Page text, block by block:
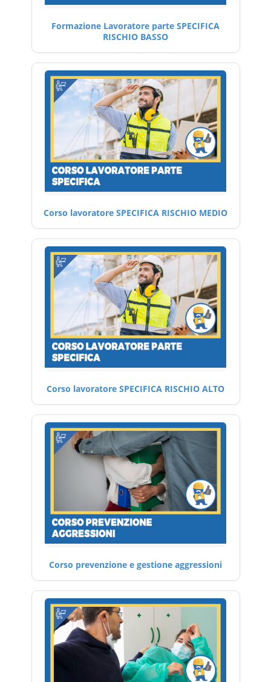
Formazione Lavoratore parte SPECIFICA
RISCHIO BASSO
Corso lavoratore SPECIFICA RISCHIO MEDIO
Corso lavoratore SPECIFICA RISCHIO ALTO
Corso prevenzione e gestione aggressioni